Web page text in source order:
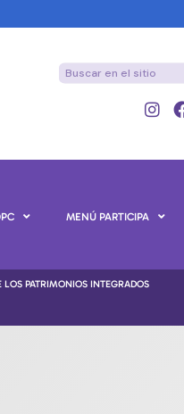
MENÚ PARTICIPA
LOS PATRIMONIOS INTEGRADOS